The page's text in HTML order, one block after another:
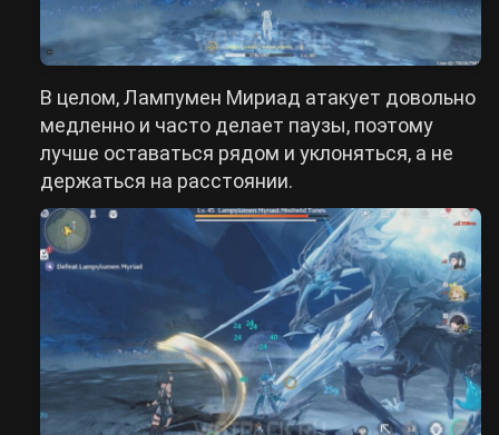
В целом, Лампумен Мириад атакует довольно
медленно и часто делает паузы, поэтому
лучше оставаться рядом и уклоняться, а не
держаться на расстоянии.